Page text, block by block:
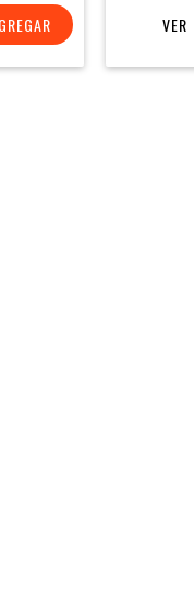
VER